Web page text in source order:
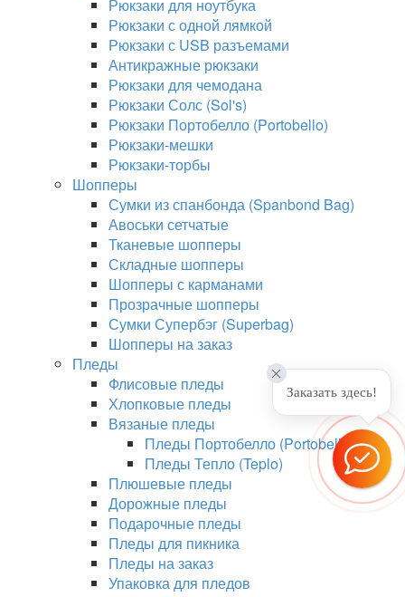
Рюкзаки для ноутбука
Рюкзаки с одной лямкой
Рюкзаки с USB разъемами
Антикражные рюкзаки
Рюкзаки для чемодана
Рюкзаки Солс (Sol's)
Рюкзаки Портобелло (Portobello)
Рюкзаки-мешки
Рюкзаки-торбы
Шопперы
Сумки из спанбонда (Spanbond Bag)
Авоськи сетчатые
Тканевые шопперы
Складные шопперы
Шопперы с карманами
Прозрачные шопперы
Сумки Супербэг (Superbag)
Шопперы на заказ
Пледы
Флисовые пледы
Хлопковые пледы
Вязаные пледы
Пледы Портобелло (Portobello)
Пледы Тепло (Teplo)
Плюшевые пледы
Дорожные пледы
Подарочные пледы
Пледы для пикника
Пледы на заказ
Упаковка для пледов
Заказать здесь!